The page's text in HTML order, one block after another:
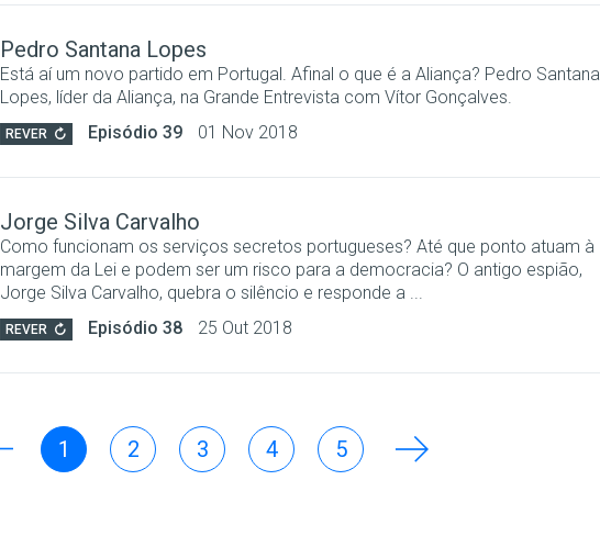
Pedro Santana Lopes
Está aí um novo partido em Portugal. Afinal o que é a Aliança? Pedro Santana
Lopes, líder da Aliança, na Grande Entrevista com Vítor Gonçalves.
REVER Episódio 39 01 Nov 2018
Jorge Silva Carvalho
Como funcionam os serviços secretos portugueses? Até que ponto atuam à
margem da Lei e podem ser um risco para a democracia? O antigo espião,
Jorge Silva Carvalho, quebra o silêncio e responde a ...
REVER Episódio 38 25 Out 2018
1 2 3 4 5